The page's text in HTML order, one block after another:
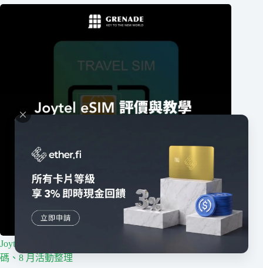
Joytel eSIM 評價 2026｜真實日本使用心得、限時優惠
碼、8 月活動整理